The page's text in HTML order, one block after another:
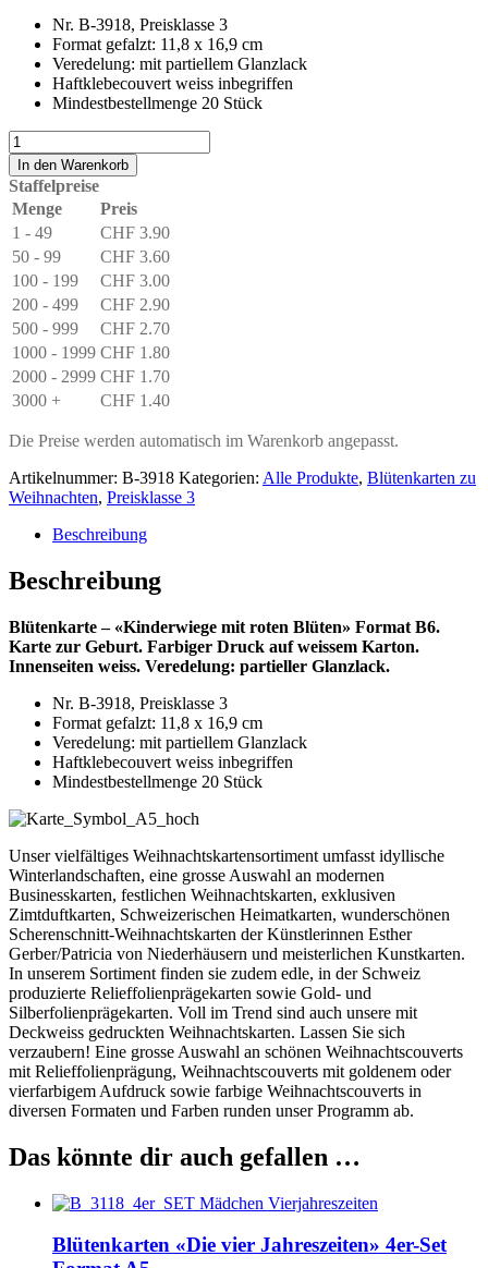
Nr. B-3918, Preisklasse 3
Format gefalzt: 11,8 x 16,9 cm
Veredelung: mit partiellem Glanzlack
Haftklebecouvert weiss inbegriffen
Mindestbestellmenge 20 Stück
Blütenkarten
«Kinderwiege
mit
roten
Blüten»
Format
B6
Menge
In den Warenkorb
Staffelpreise
Menge
Preis
1 - 49
CHF 3.90
50 - 99
CHF 3.60
100 - 199
CHF 3.00
200 - 499
CHF 2.90
500 - 999
CHF 2.70
1000 - 1999 CHF 1.80
2000 - 2999 CHF 1.70
3000 +
CHF 1.40
Die Preise werden automatisch im Warenkorb angepasst.
Artikelnummer: B-3918 Kategorien: Alle Produkte, Blütenkarten zu
Weihnachten, Preisklasse 3
Beschreibung
Beschreibung
Blütenkarte – «Kinderwiege mit roten Blüten» Format B6.
Karte zur Geburt. Farbiger Druck auf weissem Karton.
Innenseiten weiss. Veredelung: partieller Glanzlack.
Nr. B-3918, Preisklasse 3
Format gefalzt: 11,8 x 16,9 cm
Veredelung: mit partiellem Glanzlack
Haftklebecouvert weiss inbegriffen
Mindestbestellmenge 20 Stück
Unser vielfältiges Weihnachtskartensortiment umfasst idyllische
Winterlandschaften, eine grosse Auswahl an modernen
Businesskarten, festlichen Weihnachtskarten, exklusiven
Zimtduftkarten, Schweizerischen Heimatkarten, wunderschönen
Scherenschnitt-Weihnachtskarten der Künstlerinnen Esther
Gerber/Patricia von Niederhäusern und meisterlichen Kunstkarten.
In unserem Sortiment finden sie zudem edle, in der Schweiz
produzierte Relieffolienprägekarten sowie Gold- und
Silberfolienprägekarten. Voll im Trend sind auch unsere mit
Deckweiss gedruckten Weihnachtskarten. Lassen Sie sich
verzaubern! Eine grosse Auswahl an schönen Weihnachtscouverts
mit Relieffolienprägung, Weihnachtscouverts mit goldenem oder
vierfarbigem Aufdruck sowie farbige Weihnachtscouverts in
diversen Formaten und Farben runden unser Programm ab.
Das könnte dir auch gefallen …
Blütenkarten «Die vier Jahreszeiten» 4er-Set